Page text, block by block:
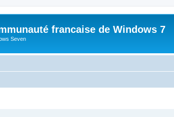
francaise de Windows 7
Seven